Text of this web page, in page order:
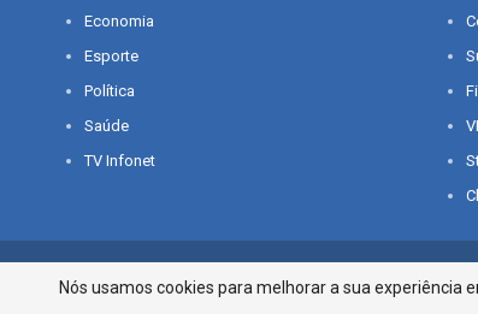
Economia
Esporte
Política
Saúde
TV Infonet
© 2026 - O que é notícia em Sergipe. Todos os direitos
Nós usamos cookies para melhorar a sua experiência